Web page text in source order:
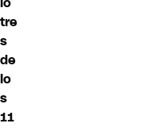
tre
s
de
lo
s
11